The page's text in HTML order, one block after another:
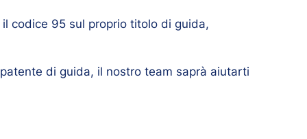
codice 95 sul proprio titolo di guida,
di guida, il nostro team saprà aiutarti